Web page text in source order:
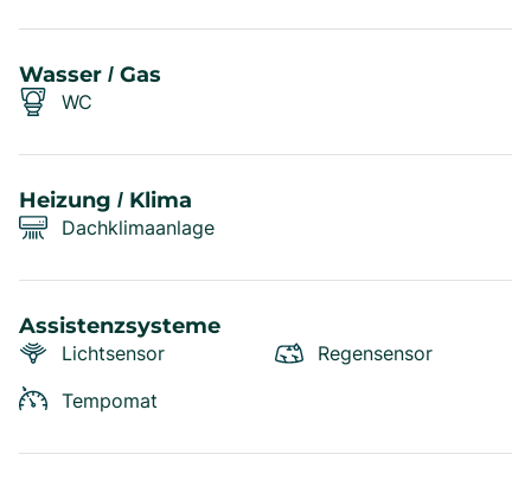
Wasser / Gas
WC
Heizung / Klima
Dachklimaanlage
Assistenzsysteme
Lichtsensor
Regensensor
Tempomat